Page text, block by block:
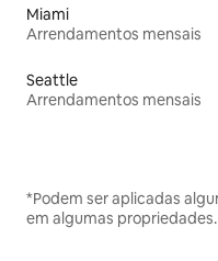
Miami
Arrendamentos mensais
Seattle
Arrendamentos mensais
*Podem ser aplicadas
em algumas propriedades.